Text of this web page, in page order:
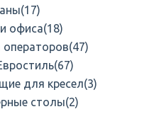
(17)
офиса(18)
операторов(47)
(67)
для кресел(3)
столы(2)